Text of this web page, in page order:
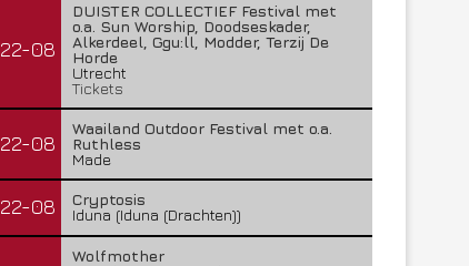
22-08
DUISTER COLLECTIEF Festival met
o.a. Sun Worship, Doodseskader,
Alkerdeel, Ggu:ll, Modder, Terzij De
Horde
Utrecht
Tickets
22-08
Waailand Outdoor Festival met o.a.
Ruthless
Made
22-08
Cryptosis
Iduna (Iduna (Drachten))
Wolfmother